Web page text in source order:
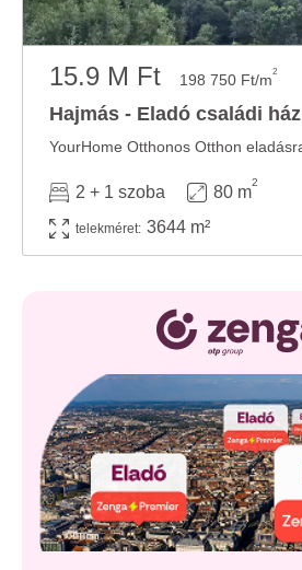
15.9 M Ft 198 750 Ft/m2
Hajmás - Eladó családi ház
2 + 1 szoba 80 m
2
telekméret: 3644 m²